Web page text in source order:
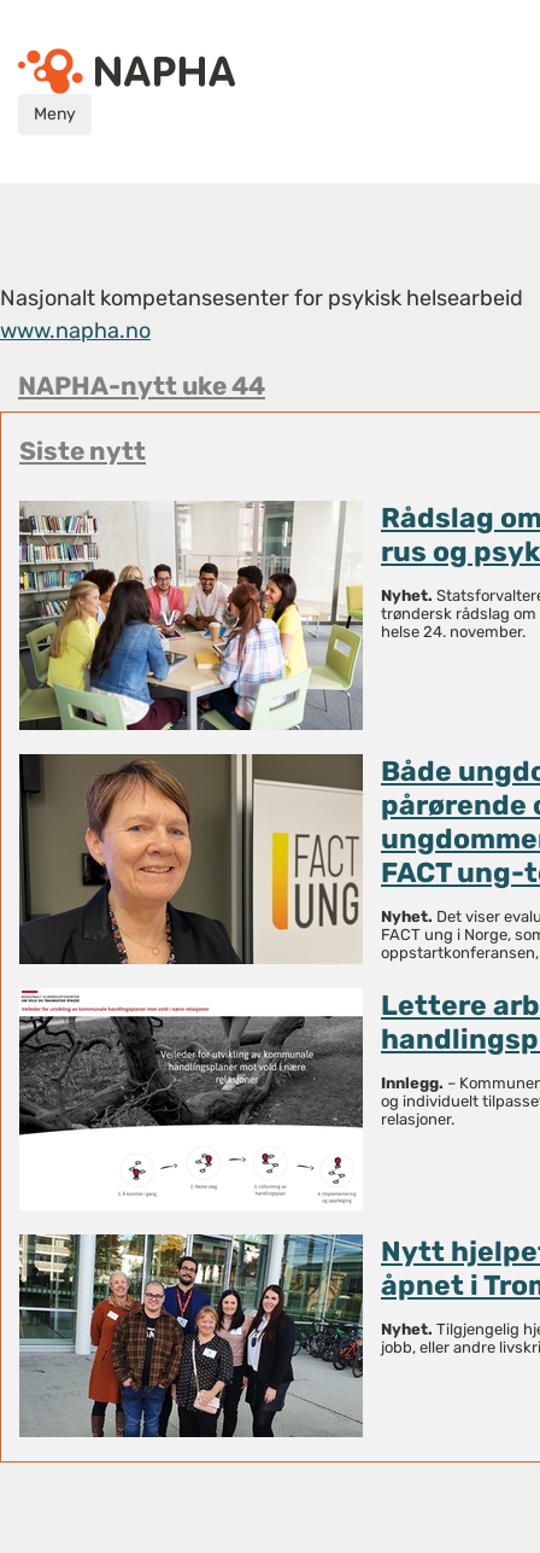
Meny
Nasjonalt kompetansesenter for psykisk helsearbeid
www.napha.no
NAPHA-nytt uke 44
Siste nytt
Rådslag
rus og
Nyhet.
trøndersk rådslag
helse 24. november.
Både
pårørende
FACT ung-
Nyhet. Det viser
FACT ung i Norge,
oppstartkonferansen,
Lettere
Innlegg. –
og individuelt
relasjoner.
Nytt
åpnet i
Nyhet. Tilgjengelig
jobb, eller andre